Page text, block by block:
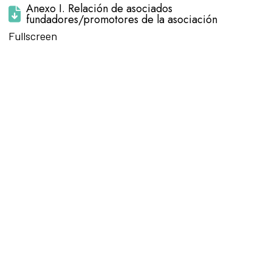
Anexo I. Relación de asociados
fundadores/promotores de la asociación
Fullscreen
Saltar al
contenido